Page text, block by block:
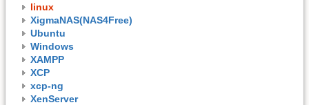
linux
XigmaNAS(NAS4Free)
Ubuntu
Windows
XAMPP
XCP
xcp-ng
XenServer